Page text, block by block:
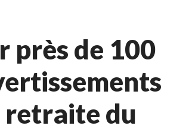
près de 100
retraite du